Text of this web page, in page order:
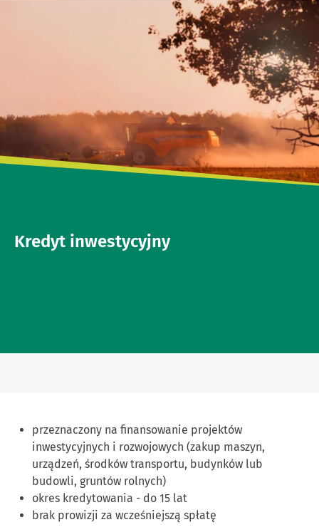
Kredyt inwestycyjny
przeznaczony na finansowanie projektów
inwestycyjnych i rozwojowych (zakup maszyn,
urządzeń, środków transportu, budynków lub
budowli, gruntów rolnych)
okres kredytowania - do 15 lat
brak prowizji za wcześniejszą spłatę